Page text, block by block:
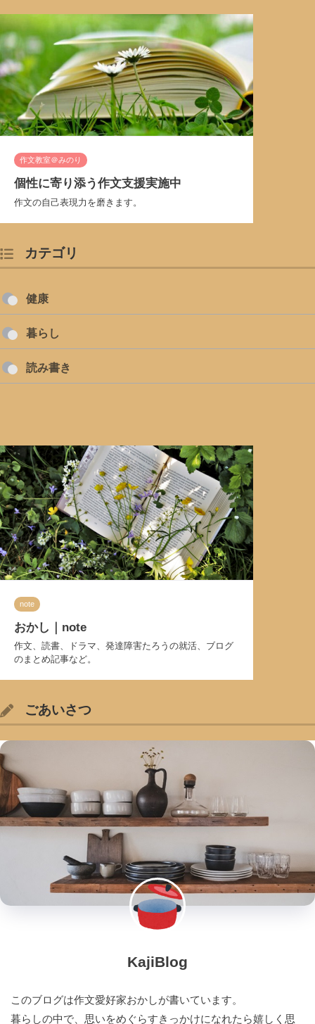
作文教室＠みのり
個性に寄り添う作文支援実施中
作文の自己表現力を磨きます。
カテゴリ
健康
暮らし
読み書き
note
おかし｜note
作文、読書、ドラマ、発達障害たろうの就活、ブログ
のまとめ記事など。
ごあいさつ
KajiBlog
このブログは作文愛好家おかしが書いています。
暮らしの中で、思いをめぐらすきっかけになれたら嬉しく思